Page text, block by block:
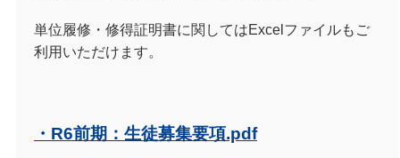
単位履修・修得証明書に関してはExcelファイルもご
利用いただけます。
・R6前期：生徒募集要項.pdf